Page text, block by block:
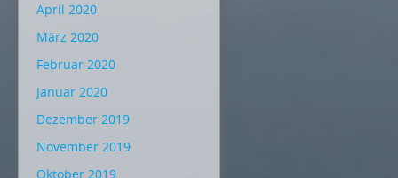
April 2020
März 2020
Februar 2020
Januar 2020
Dezember 2019
November 2019
Oktober 2019